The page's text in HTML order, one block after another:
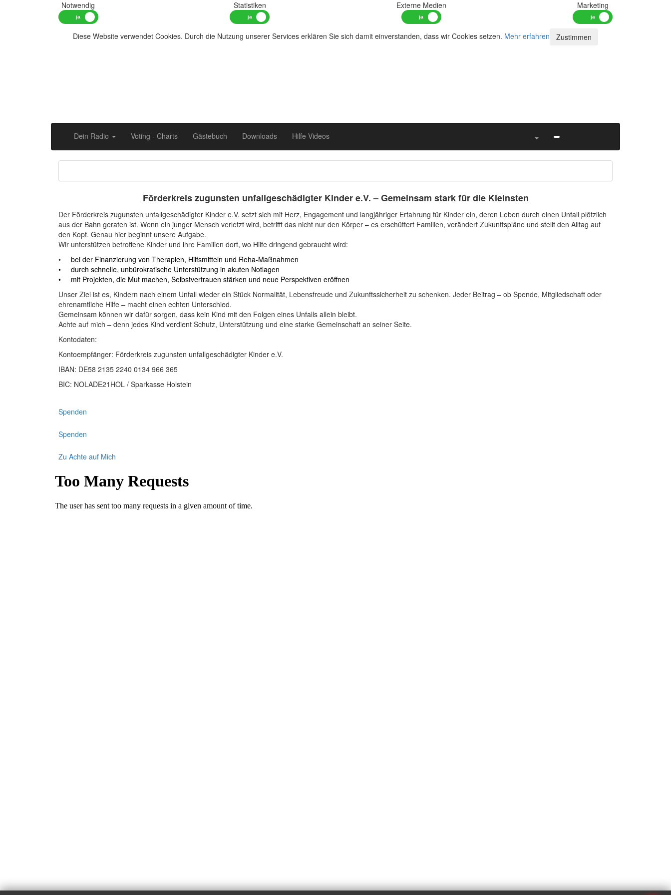
Notwendig Statistiken Externe Medien Marketing
Diese Website verwendet Cookies. Durch die Nutzung unserer Services erklären Sie sich damit einverstanden, dass wir Cookies setzen. Mehr erfahren Zustimmen
Dein Radio Voting - Charts Gästebuch Downloads Hilfe Videos
Förderkreis zugunsten unfallgeschädigter Kinder e.V. – Gemeinsam stark für die Kleinsten
Der Förderkreis zugunsten unfallgeschädigter Kinder e.V. setzt sich mit Herz, Engagement und langjähriger Erfahrung für Kinder ein, deren Leben durch einen Unfall plötzlich
aus der Bahn geraten ist. Wenn ein junger Mensch verletzt wird, betrifft das nicht nur den Körper – es erschüttert Familien, verändert Zukunftspläne und stellt den Alltag auf
den Kopf. Genau hier beginnt unsere Aufgabe.
Wir unterstützen betroffene Kinder und ihre Familien dort, wo Hilfe dringend gebraucht wird:
•
bei der Finanzierung von Therapien, Hilfsmitteln und Reha-Maßnahmen
• durch schnelle, unbürokratische Unterstützung in akuten Notlagen
• mit Projekten, die Mut machen, Selbstvertrauen stärken und neue Perspektiven eröffnen
Unser Ziel ist es, Kindern nach einem Unfall wieder ein Stück Normalität, Lebensfreude und Zukunftssicherheit zu schenken. Jeder Beitrag – ob Spende, Mitgliedschaft oder
ehrenamtliche Hilfe – macht einen echten Unterschied.
Gemeinsam können wir dafür sorgen, dass kein Kind mit den Folgen eines Unfalls allein bleibt.
Achte auf mich – denn jedes Kind verdient Schutz, Unterstützung und eine starke Gemeinschaft an seiner Seite.
Kontodaten:
Kontoempfänger: Förderkreis zugunsten unfallgeschädigter Kinder e.V.
IBAN: DE58 2135 2240 0134 966 365
BIC: NOLADE21HOL / Sparkasse Holstein
Spenden
Spenden
Zu Achte auf Mich